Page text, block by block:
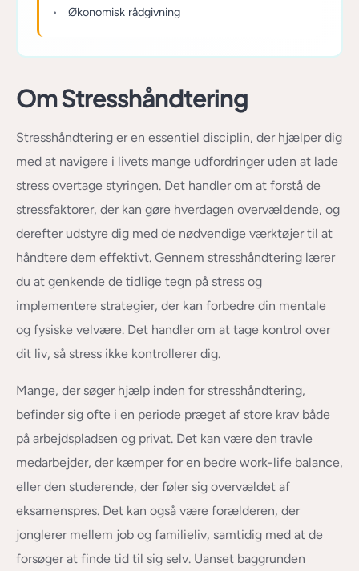
Økonomisk rådgivning
Om Stresshåndtering
Stresshåndtering er en essentiel disciplin, der hjælper dig
med at navigere i livets mange udfordringer uden at lade
stress overtage styringen. Det handler om at forstå de
stressfaktorer, der kan gøre hverdagen overvældende, og
derefter udstyre dig med de nødvendige værktøjer til at
håndtere dem effektivt. Gennem stresshåndtering lærer
du at genkende de tidlige tegn på stress og
implementere strategier, der kan forbedre din mentale
og fysiske velvære. Det handler om at tage kontrol over
dit liv, så stress ikke kontrollerer dig.
Mange, der søger hjælp inden for stresshåndtering,
befinder sig ofte i en periode præget af store krav både
på arbejdspladsen og privat. Det kan være den travle
medarbejder, der kæmper for en bedre work-life balance,
eller den studerende, der føler sig overvældet af
eksamenspres. Det kan også være forælderen, der
jonglerer mellem job og familieliv, samtidig med at de
forsøger at finde tid til sig selv. Uanset baggrunden